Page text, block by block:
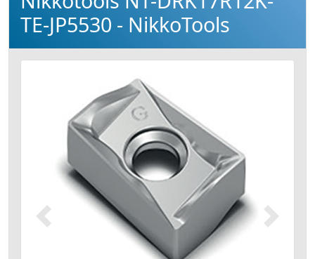
TE-JP5530 - NikkoTools
Précédent Suivant